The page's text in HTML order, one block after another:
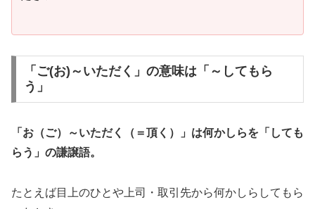
「ご(お)～いただく」の意味は「～してもら
う」
「お（ご）～いただく（＝頂く）」は何かしらを「しても
らう」の謙譲語。
たとえば目上のひとや上司・取引先から何かしらしてもら